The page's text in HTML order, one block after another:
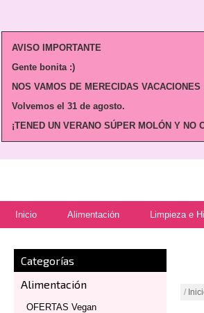
AVISO IMPORTANTE
Gente bonita :)
NOS VAMOS DE MERECIDAS VACACIONES
Volvemos el 31 de agosto.
¡TENED UN VERANO SÚPER MOLÓN Y NO
Inicio Alimentación Limpieza e
Categorías
Alimentación
OFERTAS Vegan
/